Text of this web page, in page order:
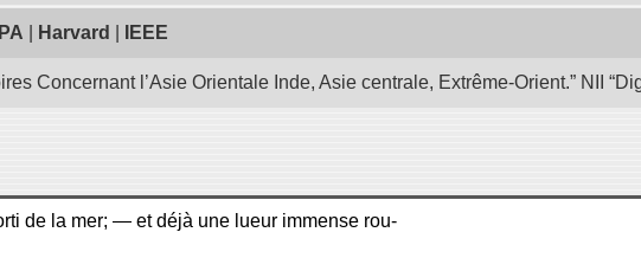
Harvard IEEE
Concernant l’Asie Orientale Inde, Asie centrale, Extrême-Orient.” NII
de la mer; — et déjà une lueur immense rou-